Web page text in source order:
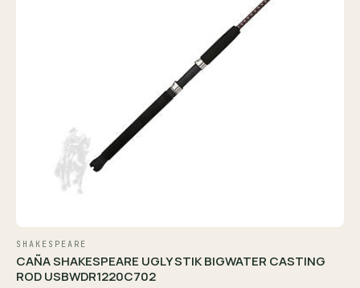
SHAKESPEARE
CAÑA SHAKESPEARE UGLY STIK BIGWATER CASTING
ROD USBWDR1220C702